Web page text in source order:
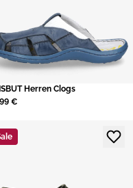
Herren Clogs
€